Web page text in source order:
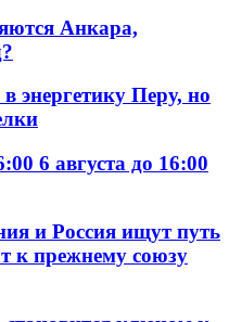
Анкара,
энергетику Перу, но
6 августа до 16:00
и Россия ищут путь
к прежнему союзу